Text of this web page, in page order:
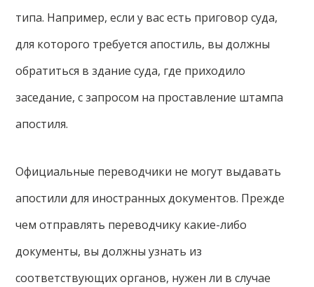
типа. Например, если у вас есть приговор суда,
для которого требуется апостиль, вы должны
обратиться в здание суда, где приходило
заседание, с запросом на проставление штампа
апостиля.
Официальные переводчики не могут выдавать
апостили для иностранных документов. Прежде
чем отправлять переводчику какие-либо
документы, вы должны узнать из
соответствующих органов, нужен ли в случае